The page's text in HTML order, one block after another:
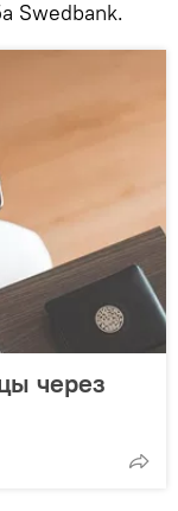
Swedbank.
через